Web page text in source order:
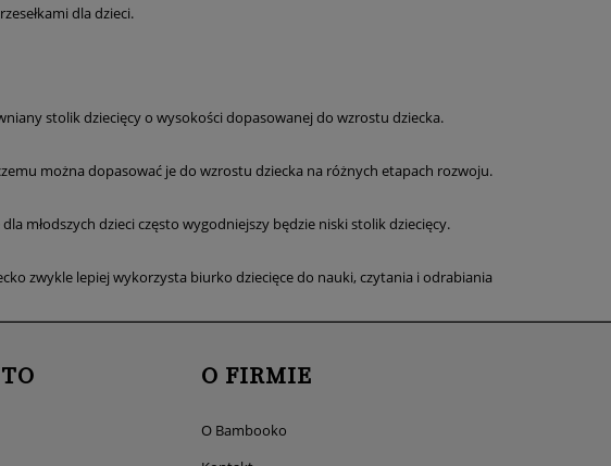
dla dzieci.
stolik dziecięcy o wysokości dopasowanej do wzrostu dziecka.
można dopasować je do wzrostu dziecka na różnych etapach rozwoju.
młodszych dzieci często wygodniejszy będzie niski stolik dziecięcy.
zwykle lepiej wykorzysta biurko dziecięce do nauki, czytania i odrabiania
O FIRMIE
O Bambooko